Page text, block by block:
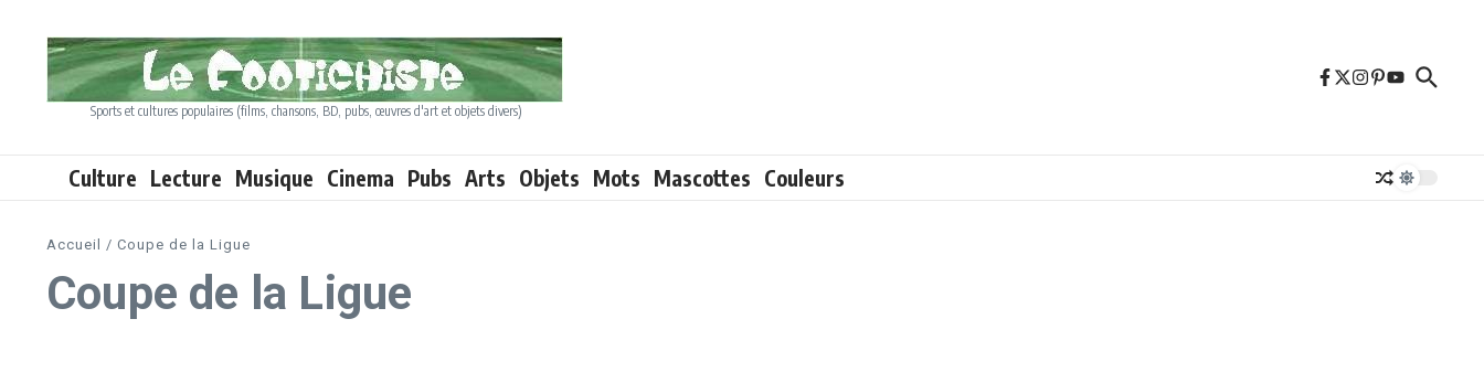
Sports et cultures populaires (films, chansons, BD, pubs, œuvres d'art et objets divers)
Culture Lecture Musique Cinema Pubs Arts Objets Mots Mascottes Couleurs
Accueil / Coupe de la Ligue
Coupe de la Ligue